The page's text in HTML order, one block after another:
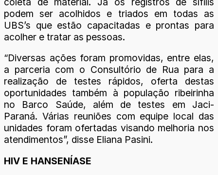
podem ser acolhidos e triados em todas as
UBS’s que estão capacitadas e prontas para
acolher e tratar as pessoas.
“Diversas ações foram promovidas, entre elas,
a parceria com o Consultório de Rua para a
realização de testes rápidos, oferta destas
oportunidades também à população ribeirinha
no Barco Saúde, além de testes em Jaci-
Paraná. Várias reuniões com equipe local das
unidades foram ofertadas visando melhoria nos
atendimentos”, disse Eliana Pasini.
HIV E HANSENÍASE